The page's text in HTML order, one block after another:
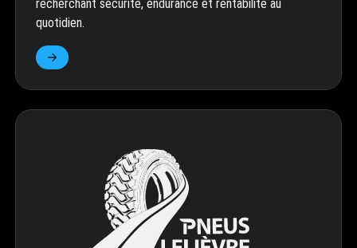
recherchant sécurité, endurance et rentabilité au
quotidien.